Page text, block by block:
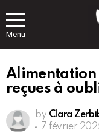
Menu
Alimentation
reçues à
by Clara
7 février